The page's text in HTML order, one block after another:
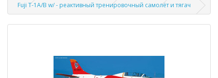
Fuji T-1A/B w/ - реактивный тренировочный самолёт и тягач